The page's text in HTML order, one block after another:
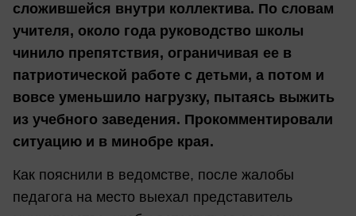
сложившейся внутри коллектива. По словам
учителя, около года руководство школы
чинило препятствия, ограничивая ее в
патриотической работе с детьми, а потом и
вовсе уменьшило нагрузку, пытаясь выжить
из учебного заведения. Прокомментировали
ситуацию и в минобре края.
Как пояснили в ведомстве, после жалобы
педагога на место выехал представитель